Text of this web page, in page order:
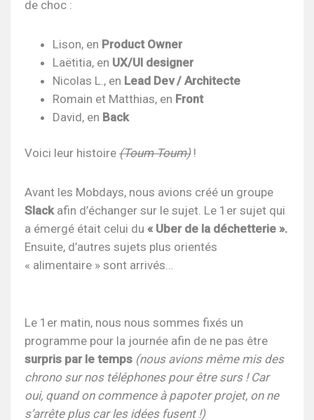
de choc :
Lison, en Product Owner
Laëtitia, en UX/UI designer
Nicolas L., en Lead Dev / Architecte
Romain et Matthias, en Front
David, en Back
Voici leur histoire (Toum Toum)!
Avant les Mobdays, nous avions créé un groupe
Slackafin d’échanger sur le sujet. Le 1er sujet qui
a émergé était celui du « Uber de la déchetterie ».
Ensuite, d’autres sujets plus orientés
« alimentaire » sont arrivés…
Le 1er matin, nous nous sommes fixés un
programme pour la journée afin de ne pas être
surpris par le temps (nous avions même mis des
chrono sur nos téléphones pour être surs ! Car
oui, quand on commence à papoter projet, on ne
s’arrête plus car les idées fusent !)